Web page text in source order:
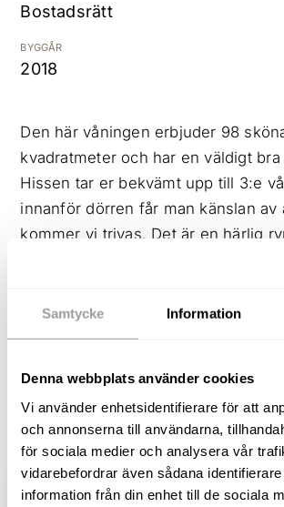
Samtycke Information
Denna webbplats använder cookies
Vi använder enhetsidentifierare för att
och annonserna till användarna,
för sociala medier och analysera vår
vidarebefordrar även sådana
information från din enhet till de sociala
Bostadsrätt
BYGGÅR
2018
Den här våningen erbjuder 98
kvadratmeter och har en väldigt
Hissen tar er bekvämt upp till 3:e
innanför dörren får man känslan av
kommer vi trivas. Det är en härlig
lägenheten. Här erbjuds ett
fönsterparti. Ett ljust och fint
sovrum och två helkaklade badrum.
grym balkong om hela 18 kvm med
Utsikten mot Svartån är verkligen
Välkomna hit så ska jag visa er!
VISA HELA BESKRIVNINGEN BILDER